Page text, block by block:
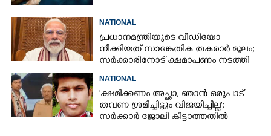
NATIONAL
പ്രധാനമന്ത്രിയുടെ വീഡിയോ
നീക്കിയത് സാങ്കേതിക തകരാർ മൂലം;
സർക്കാരിനോട് ക്ഷമാപണം നടത്തി
NATIONAL
'ക്ഷമിക്കണം അച്ഛാ, ‌ഞാൻ ഒരുപാട്
തവണ ശ്രമിച്ചിട്ടും വിജയിച്ചില്ല';
സർക്കാർ ജോലി കിട്ടാത്തതിൽ